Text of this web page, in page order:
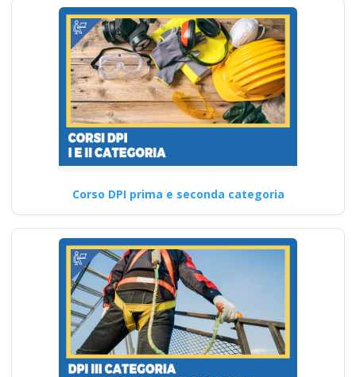
Corso DPI prima e seconda categoria